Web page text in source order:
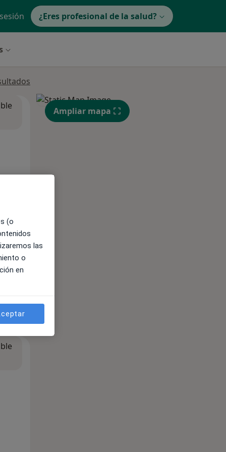
¿Eres profesional de la salud?
Ampliar mapa
(o
las
o
en